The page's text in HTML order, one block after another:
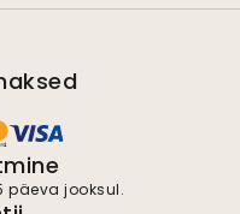
päeva jooksul.